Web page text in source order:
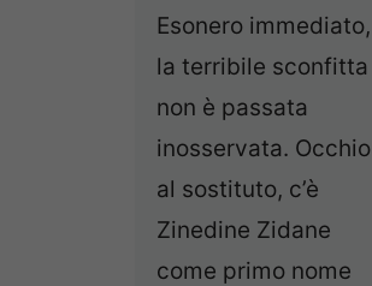
Esonero immediato,
la terribile sconfitta
non è passata
inosservata. Occhio
al sostituto, c’è
Zinedine Zidane
come primo nome